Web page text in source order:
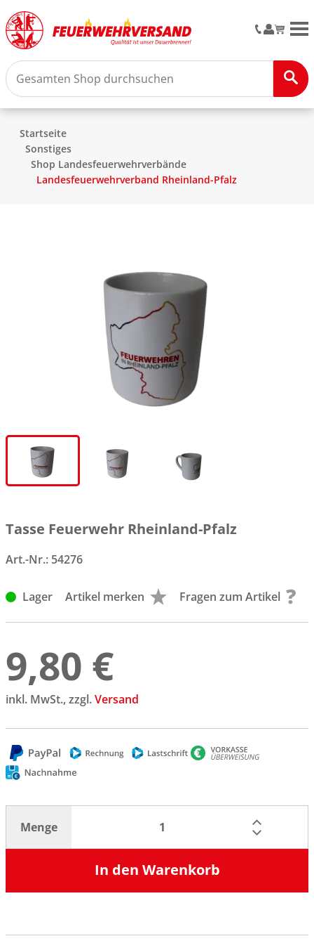
Startseite
Sonstiges
Shop Landesfeuerwehrverbände
Landesfeuerwehrverband Rheinland-Pfalz
Tasse Feuerwehr Rheinland-Pfalz
Art.-Nr.: 54276
Lager Artikel merken Fragen zum Artikel
9,80 €
inkl. MwSt., zzgl.Versand
Menge
In den Warenkorb